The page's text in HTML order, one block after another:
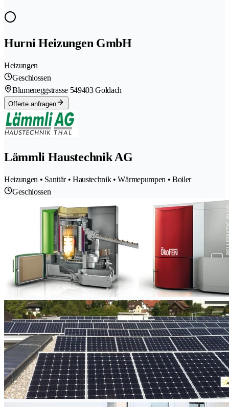
Hurni Heizungen GmbH
Heizungen
Geschlossen
Blumeneggstrasse 549403 Goldach
Offerte anfragen
Lämmli Haustechnik AG
Heizungen • Sanitär • Haustechnik • Wärmepumpen • Boiler
Geschlossen